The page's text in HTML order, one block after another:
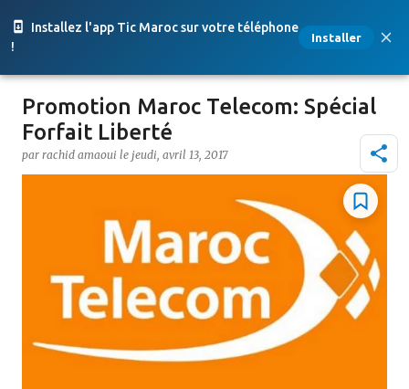
Installez l'app Tic Maroc sur votre téléphone
!
Installer
Accéder au contenu principal
Promotion Maroc Telecom: Spécial
Forfait Liberté
par rachid amaoui le jeudi, avril 13, 2017